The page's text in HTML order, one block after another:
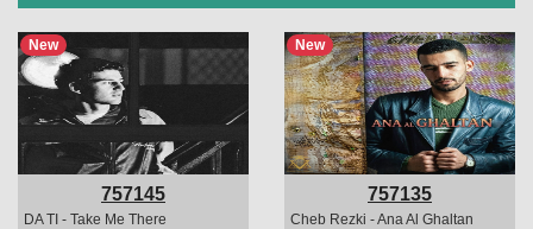
New
757145
DA TI - Take Me There
New
757135
Cheb Rezki - Ana Al Ghaltan